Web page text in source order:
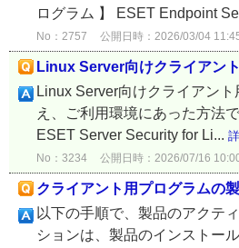
ログラム 】 ESET Endpoint
No：2757 公開日時：2026/03/04
Linux Server向けクライアン
Linux Server向けクライアン
え、ご利用環境にあった方法
ESET Server Security for Li...
No：3234 公開日時：2026/07/16
クライアント用プログラムの
以下の手順で、製品のアクテ
ションは、製品のインストー